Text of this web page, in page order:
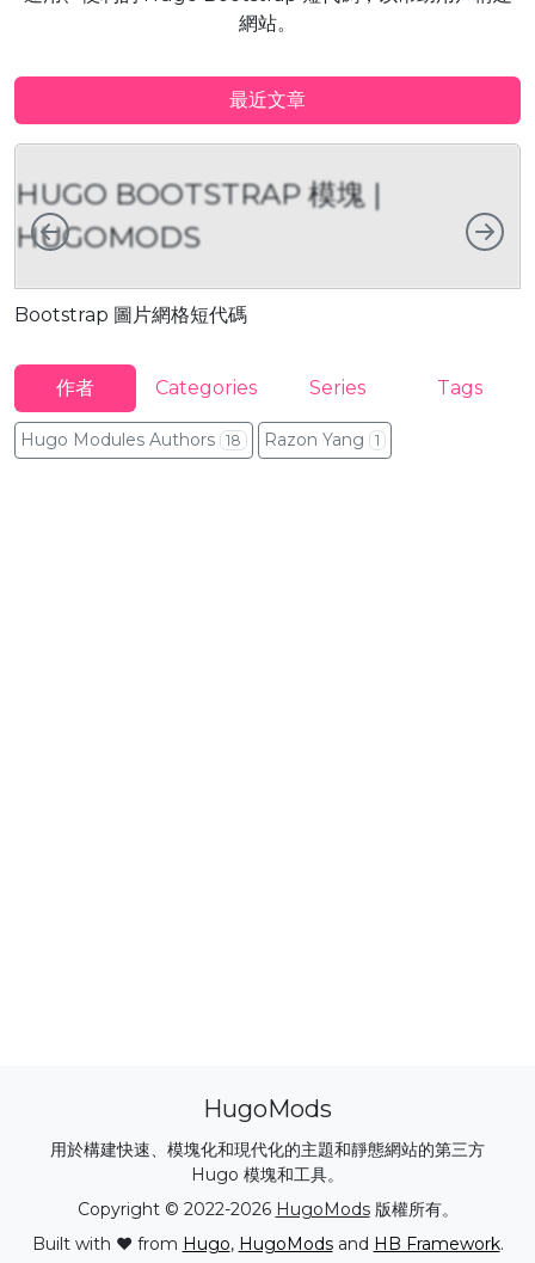
網站。
最近文章
HUGO BOOTSTRAP 模塊 |
HUGOMODS
Bootstrap 圖片網格短代碼
向左 向
作者 Categories Series Tags
Hugo Modules Authors 18 Razon Yang 1
HugoMods
用於構建快速、模塊化和現代化的主題和靜態網站的第三方
Hugo 模塊和工具。
Copyright © 2022-2026 HugoMods版權所有。
Built with ❤️ from Hugo, HugoModsand HB Framework.